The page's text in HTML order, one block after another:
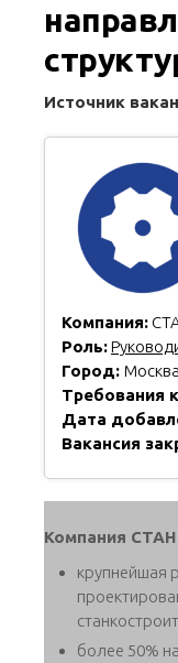
Источник
Компания:
Роль:
Город: Москва
Требования
Дата
Вакансия
Компания СТАН
крупнейшая
более 50%